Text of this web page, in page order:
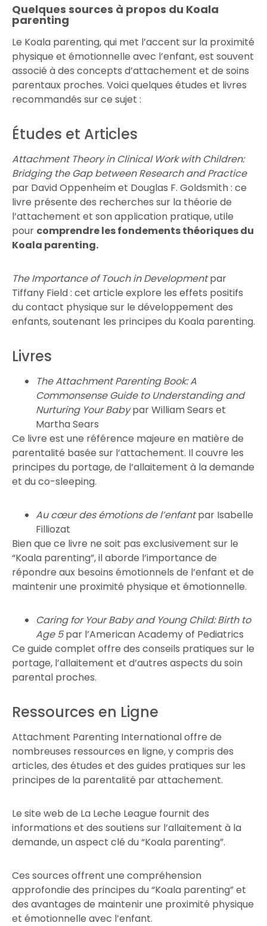
Quelques sources à propos du Koala
parenting
Le Koala parenting, qui met l’accent sur la proximité
physique et émotionnelle avec l’enfant, est souvent
associé à des concepts d’attachement et de soins
parentaux proches. Voici quelques études et livres
recommandés sur ce sujet :
Études et Articles
Attachment Theory in Clinical Work with Children:
Bridging the Gap between Research and Practice
par David Oppenheim et Douglas F. Goldsmith : ce
livre présente des recherches sur la théorie de
l’attachement et son application pratique, utile
pour comprendre les fondements théoriques du
Koala parenting.
The Importance of Touch in Developmentpar
Tiffany Field : cet article explore les effets positifs
du contact physique sur le développement des
enfants, soutenant les principes du Koala parenting.
Livres
The Attachment Parenting Book: A
Commonsense Guide to Understanding and
Nurturing Your Babypar William Sears et
Martha Sears
Ce livre est une référence majeure en matière de
parentalité basée sur l’attachement. Il couvre les
principes du portage, de l’allaitement à la demande
et du co-sleeping.
Au cœur des émotions de l’enfantpar Isabelle
Filliozat
Bien que ce livre ne soit pas exclusivement sur le
“Koala parenting”, il aborde l’importance de
répondre aux besoins émotionnels de l’enfant et de
maintenir une proximité physique et émotionnelle.
Caring for Your Baby and Young Child: Birth to
Age 5par l’American Academy of Pediatrics
Ce guide complet offre des conseils pratiques sur le
portage, l’allaitement et d’autres aspects du soin
parental proches.
Ressources en Ligne
Attachment Parenting International offre de
nombreuses ressources en ligne, y compris des
articles, des études et des guides pratiques sur les
principes de la parentalité par attachement.
Le site web de La Leche League fournit des
informations et des soutiens sur l’allaitement à la
demande, un aspect clé du “Koala parenting”.
Ces sources offrent une compréhension
approfondie des principes du “Koala parenting” et
des avantages de maintenir une proximité physique
et émotionnelle avec l’enfant.